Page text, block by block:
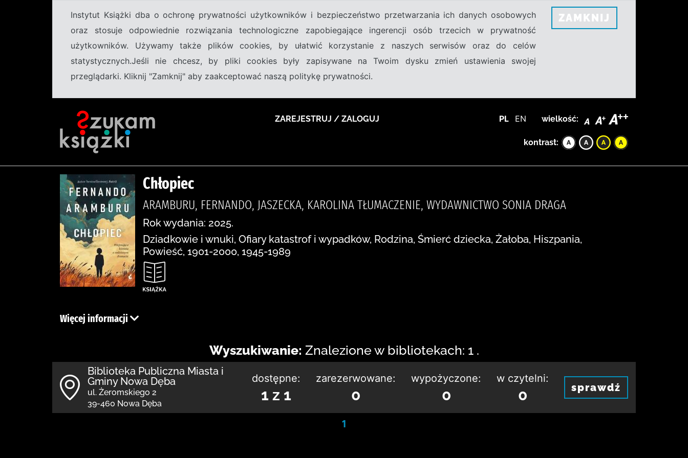
Instytut Książki dba o ochronę prywatności użytkowników i bezpieczeństwo przetwarzania ich danych osobowych
oraz stosuje odpowiednie rozwiązania technologiczne zapobiegające ingerencji osób trzecich w prywatność
użytkowników. Używamy także plików cookies, by ułatwić korzystanie z naszych serwisów oraz do celów
statystycznych.Jeśli nie chcesz, by pliki cookies były zapisywane na Twoim dysku zmień ustawienia swojej
przeglądarki. Kliknij "Zamknij" aby zaakceptować naszą politykę prywatności.
ZAMKNIJ
ZAREJESTRUJ / ZALOGUJ PL EN wielkość:
kontrast:
Chłopiec
ARAMBURU, FERNANDO, JASZECKA, KAROLINA TŁUMACZENIE, WYDAWNICTWO SONIA DRAGA
Rok wydania: 2025.
Dziadkowie i wnuki, Ofiary katastrof i wypadków, Rodzina, Śmierć dziecka, Żałoba, Hiszpania,
Powieść, 1901-2000, 1945-1989
Więcej informacji
Wyszukiwanie: Znalezione w bibliotekach: 1 .
Biblioteka Publiczna Miasta i
Gminy Nowa Dęba
ul. Żeromskiego 2
39-460 Nowa Dęba
dostępne:
1 z 1
zarezerwowane:
0
wypożyczone:
0
w czytelni:
0 sprawdź
1